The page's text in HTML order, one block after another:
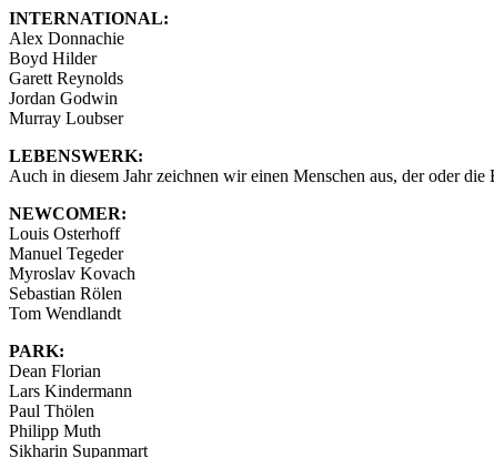
INTERNATIONAL:
Alex Donnachie
Boyd Hilder
Garett Reynolds
Jordan Godwin
Murray Loubser
LEBENSWERK:
Auch in diesem Jahr zeichnen wir einen Menschen aus, der oder
NEWCOMER:
Louis Osterhoff
Manuel Tegeder
Myroslav Kovach
Sebastian Rölen
Tom Wendlandt
PARK:
Dean Florian
Lars Kindermann
Paul Thölen
Philipp Muth
Sikharin Supanmart